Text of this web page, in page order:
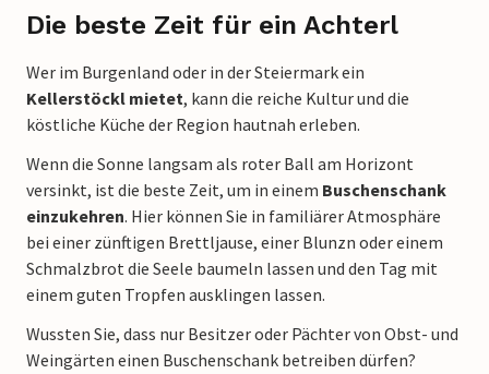
Die beste Zeit für ein Achterl
Wer im Burgenland oder in der Steiermark ein
Kellerstöckl mietet, kann die reiche Kultur und die
köstliche Küche der Region hautnah erleben.
Wenn die Sonne langsam als roter Ball am Horizont
versinkt, ist die beste Zeit, um in einem Buschenschank
einzukehren. Hier können Sie in familiärer Atmosphäre
bei einer zünftigen Brettljause, einer Blunzn oder einem
Schmalzbrot die Seele baumeln lassen und den Tag mit
einem guten Tropfen ausklingen lassen.
Wussten Sie, dass nur Besitzer oder Pächter von Obst- und
Weingärten einen Buschenschank betreiben dürfen?